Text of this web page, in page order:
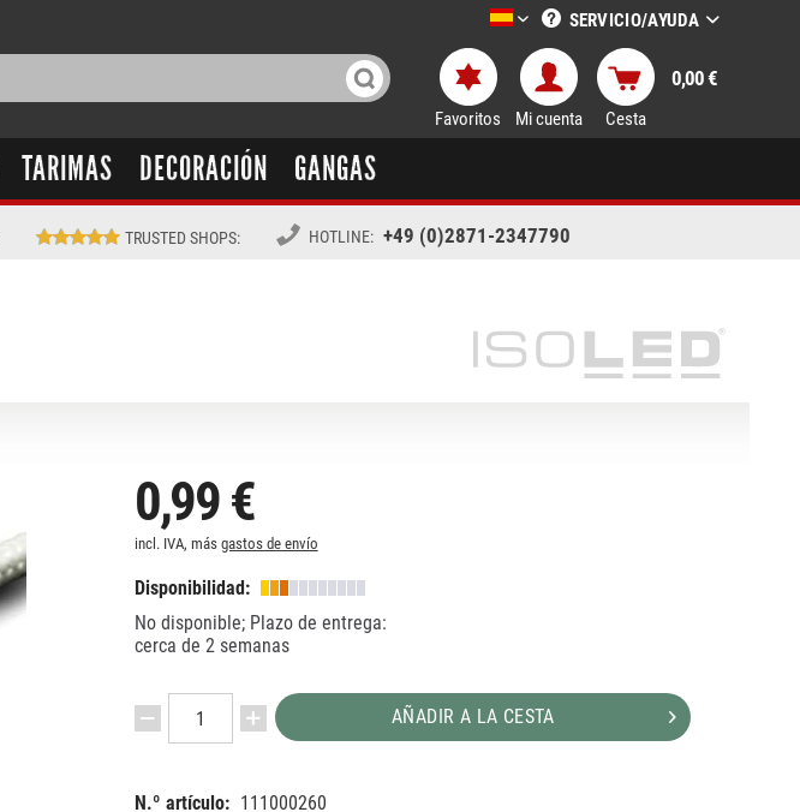
LTT-Versand spanisch
SERVICIO/AYUDA
Favoritos Mi cuenta Cesta
0,00 €
TARIMAS DECORACIÓN GANGAS
TRUSTED SHOPS: HOTLINE: +49 (0)2871-2347790
0,99 €
incl. IVA, más gastos de envío
Disponibilidad:
No disponible; Plazo de entrega:
cerca de 2 semanas
AÑADIR A LA CESTA
N.º artículo: 111000260